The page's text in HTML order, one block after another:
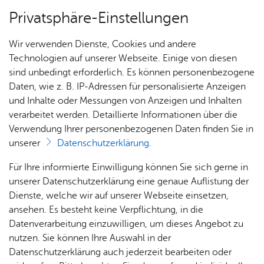
Über­sicht Bür­ger & Stadt
Rat­
haus &
Bür­
ger­
ser­vice
Rat­
häu­ser
Nach­
rich­
ten,
Vi­de­os
& Bil­
der
Me­di­
Jobs
Stel­
len­an­
ge­bo­te
Aus­bil­
dung &
Stu­di­
Bauen
& Um­
welt
Geo­
da­ten
Ge­
sund­
heit &
kum
Stadt­ge­schich­te
Vor­le­sen
Stadt­chro­nik
In der Friedrichshafener Stadtchronik werden die
vielfältigen historischen Geschehnisse in griffiger
Form zusammengeführt. Kennen Sie ein
bedeutendes historisches Ereignis, das nicht in
der Chronik aufgeführt ist? Dann nutzen Sie das
Formular für einen neuen Eintrag.
Privatsphäre-Einstellungen
Wir verwenden Dienste, Cookies und andere
Technologien auf unserer Webseite. Einige von diesen
sind unbedingt erforderlich. Es können personenbezogene
Daten, wie z. B. IP-Adressen für personalisierte Anzeigen
und Inhalte oder Messungen von Anzeigen und Inhalten
verarbeitet werden. Detaillierte Informationen über die
Verwendung Ihrer personenbezogenen Daten finden Sie in
unserer
Datenschutzerklärung.
Für Ihre informierte Einwilligung können Sie sich gerne in
unserer Datenschutzerklärung eine genaue Auflistung der
Dienste, welche wir auf unserer Webseite einsetzen,
ansehen. Es besteht keine Verpflichtung, in die
Datenverarbeitung einzuwilligen, um dieses Angebot zu
nutzen. Sie können Ihre Auswahl in der
Datenschutzerklärung auch jederzeit bearbeiten oder